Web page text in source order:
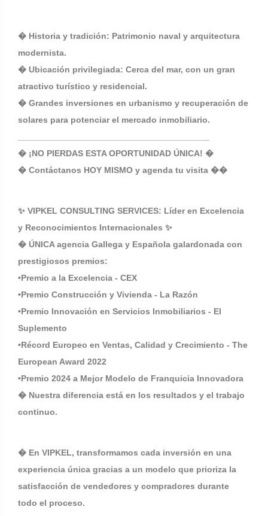
� Historia y tradición: Patrimonio naval y arquitectura
modernista.
� Ubicación privilegiada: Cerca del mar, con un gran
atractivo turístico y residencial.
� Grandes inversiones en urbanismo y recuperación de
solares para potenciar el mercado inmobiliario.
� ¡NO PIERDAS ESTA OPORTUNIDAD ÚNICA! �
� Contáctanos HOY MISMO y agenda tu visita ��
✨ VIPKEL CONSULTING SERVICES: Líder en Excelencia
y Reconocimientos Internacionales ✨
� ÚNICA agencia Gallega y Española galardonada con
prestigiosos premios:
•Premio a la Excelencia - CEX
•Premio Construcción y Vivienda - La Razón
•Premio Innovación en Servicios Inmobiliarios - El
Suplemento
•Récord Europeo en Ventas, Calidad y Crecimiento - The
European Award 2022
•Premio 2024 a Mejor Modelo de Franquicia Innovadora
� Nuestra diferencia está en los resultados y el trabajo
continuo.
� En VIPKEL, transformamos cada inversión en una
experiencia única gracias a un modelo que prioriza la
satisfacción de vendedores y compradores durante
todo el proceso.